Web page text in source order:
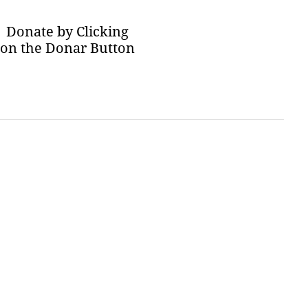
Donate by Clicking
on the Donar Button